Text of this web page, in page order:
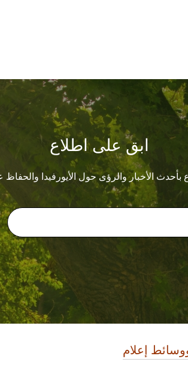
ابق على اطلاع
بأحدث الأخبار والرؤى حول الأيورفيدا
إعلام